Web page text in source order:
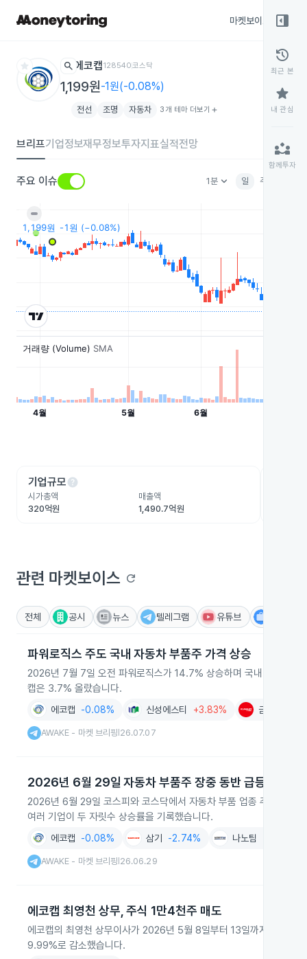
마켓보이스
star search 에코캡128540코스닥
1,199원-1원(-0.08%)
전선 조명 자동차 3개 테마 더보기 add
브리프기업정보재무정보투자지표실적전망
주요 이슈 1분keyboard_arrow_down 일 주
기업규모help
시가총액
320억원
매출액
1,490.7억원
관련 마켓보이스 refresh
전체 공시 뉴스 텔레그램 유튜브
파워로직스 주도 국내 자동차 부품주 가격 상승
2026년 7월 7일 오전 파워로직스가 14.7% 상승하며 국내 자동차
캡은 3.7% 올랐습니다.
에코캡 -0.08% 신성에스티 +3.83% 금호타이어
AWAKE - 마켓 브리핑 26.07.07
2026년 6월 29일 자동차 부품주 장중 동반 급등
2026년 6월 29일 코스피와 코스닥에서 자동차 부품 업종 주요 종목
여러 기업이 두 자릿수 상승률을 기록했습니다.
에코캡 -0.08% 삼기 -2.74% 나노팀
AWAKE - 마켓 브리핑 26.06.29
에코캡 최영천 상무, 주식 1만4천주 매도
에코캡의 최영천 상무이사가 2026년 5월 8일부터 13일까지 주식
9.99%로 감소했습니다.
right_panel_open
history
최근 본
star
내 관심
partner_exchange
함께투자